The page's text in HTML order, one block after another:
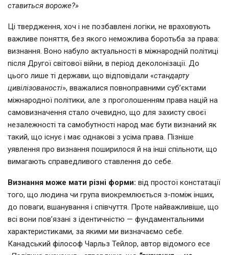
ставиться вороже?»
Ці твердження, хоч і не позбавлені логіки, не враховують
важливе поняття, без якого неможлива боротьба за права:
визнання. Воно набуло актуальності в міжнародній політиці
після Другої світової війни, в період деколонізації. До
цього лише ті держави, що відповідали «стандарту
цивілізованості», вважалися повноправними суб’єктами
міжнародної політики, але з проголошенням права націй на
самовизначення стало очевидно, що для захисту своєї
незалежності та самобутності народ має бути визнаний як
такий, що існує і має однакові з усіма права. Пізніше
уявлення про визнання поширилося й на інші спільноти, що
вимагають справедливого ставлення до себе.
Визнання може мати різні форми: від простої констатації
того, що людина чи група виокремлюється з-поміж інших,
до поваги, вшанування і співчуття. Проте найважливіше, що
всі вони пов’язані з ідентичністю — фундаментальними
характеристиками, за якими ми визначаємо себе.
Канадський філософ Чарльз Тейлор, автор відомого есе